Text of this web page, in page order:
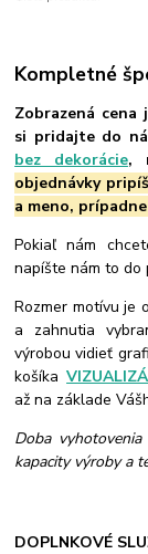
Kompletné
Zobrazená cena
si pridajte do
bez dekorácie,
objednávky
a meno,
Pokiaľ nám
napíšte nám to do
Rozmer motívu je
a zahnutia
výrobou vidieť
košíka
až na základe
Doba
kapacity výroby a
DOPLNKOVÉ